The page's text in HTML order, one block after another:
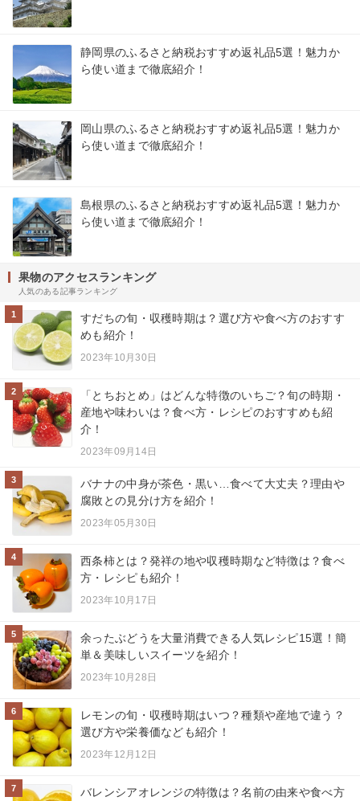
静岡県のふるさと納税おすすめ返礼品5選！魅力か
ら使い道まで徹底紹介！
岡山県のふるさと納税おすすめ返礼品5選！魅力か
ら使い道まで徹底紹介！
島根県のふるさと納税おすすめ返礼品5選！魅力か
ら使い道まで徹底紹介！
果物のアクセスランキング
人気のある記事ランキング
1
すだちの旬・収穫時期は？選び方や食べ方のおすす
めも紹介！
2023年10月30日
2
「とちおとめ」はどんな特徴のいちご？旬の時期・
産地や味わいは？食べ方・レシピのおすすめも紹
介！
2023年09月14日
3
バナナの中身が茶色・黒い…食べて大丈夫？理由や
腐敗との見分け方を紹介！
2023年05月30日
4
西条柿とは？発祥の地や収穫時期など特徴は？食べ
方・レシピも紹介！
2023年10月17日
5
余ったぶどうを大量消費できる人気レシピ15選！簡
単＆美味しいスイーツを紹介！
2023年10月28日
6
レモンの旬・収穫時期はいつ？種類や産地で違う？
選び方や栄養価なども紹介！
2023年12月12日
7
バレンシアオレンジの特徴は？名前の由来や食べ方